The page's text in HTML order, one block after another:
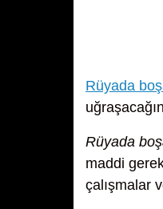
Rüyada
Rüyada
maddi
çalışmalar